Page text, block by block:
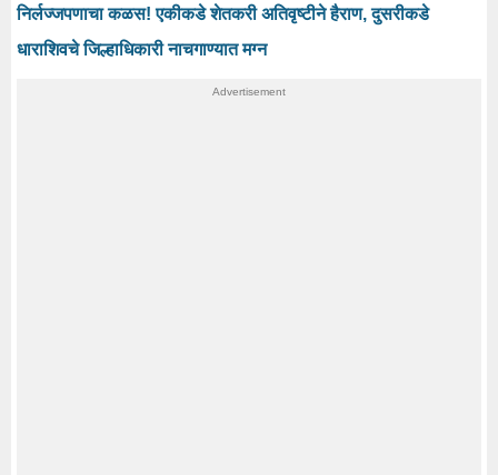
निर्लज्जपणाचा कळस! एकीकडे शेतकरी अतिवृष्टीने हैराण, दुसरीकडे
धाराशिवचे जिल्हाधिकारी नाचगाण्यात मग्न